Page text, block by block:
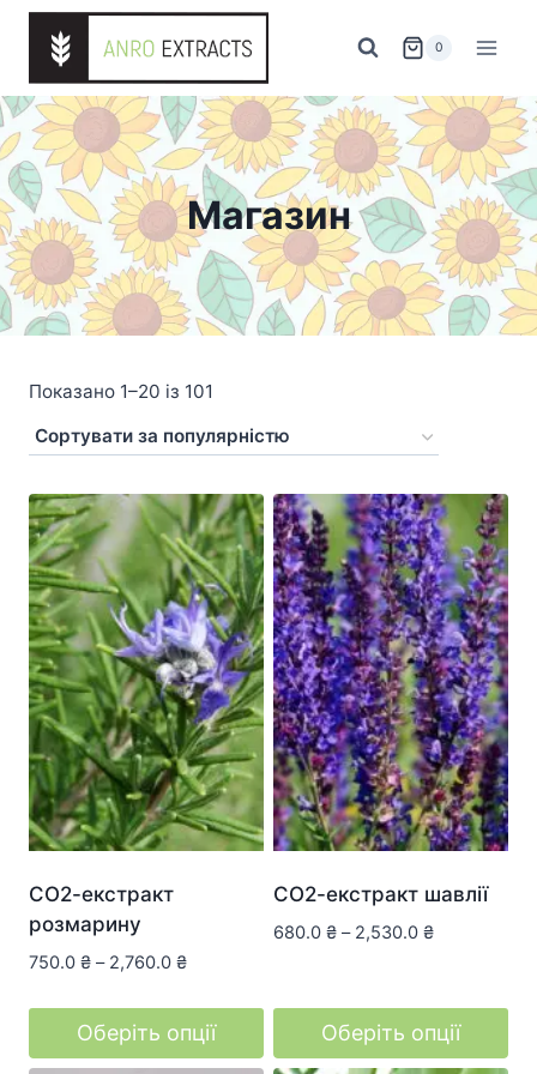
Перейти
вмісту
0
Магазин
Показано 1–20 із 101
by
popularity
СО2-екстракт
розмарину
750.0 ₴ – 2,760.0 ₴
Оберіть опції
СО2-екстракт шавлії
680.0 ₴ – 2,530.0 ₴
Оберіть опції